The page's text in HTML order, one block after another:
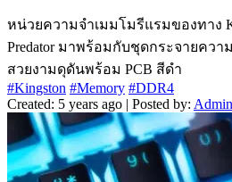
หน่วยความจำเมมโมรีแรมของทาง
Predator มาพร้อมกับชุดกระจายคว
สวยงามดุดันพร้อม PCB สีดำ
#Kingston #Memory #DDR4
Created: 5 years ago | Posted by: Admin